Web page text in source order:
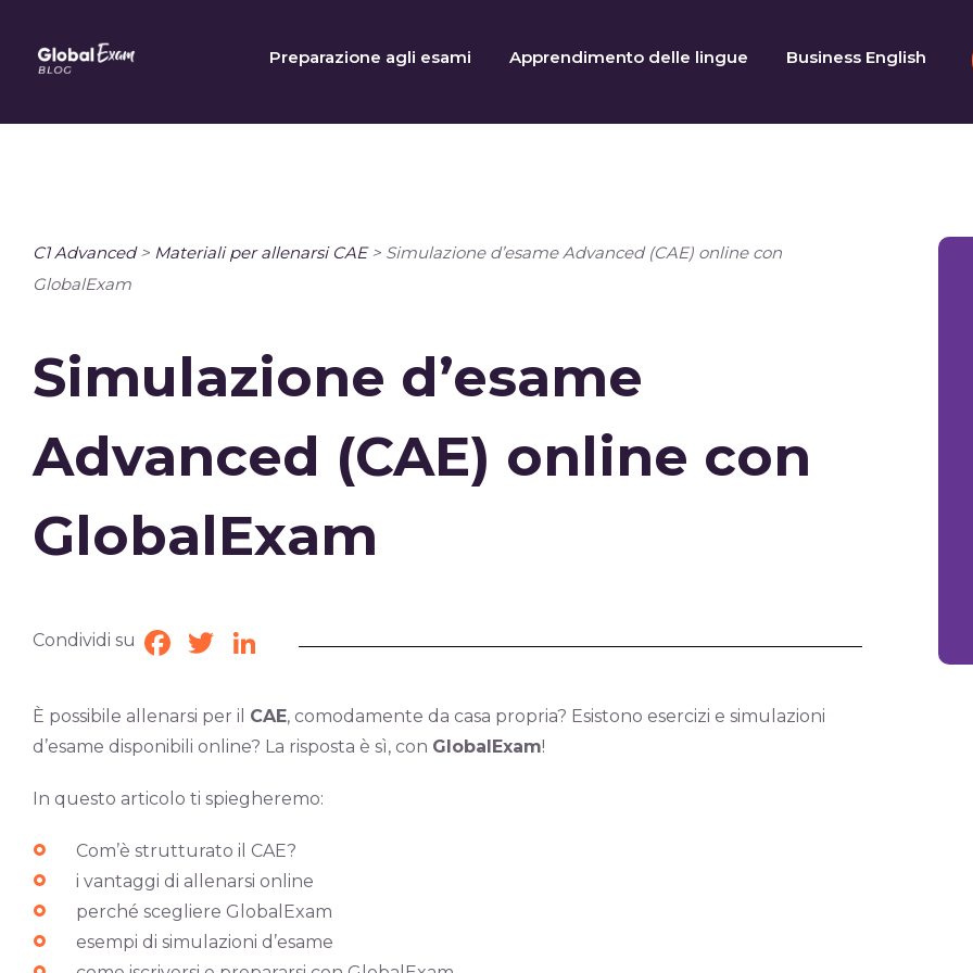
content
Preparazione agli esami Apprendimento delle lingue Business English
C1 Advanced> Materiali per allenarsi CAE> Simulazione d’esame Advanced (CAE) online con
GlobalExam
Simulazione d’esame
Advanced (CAE) online con
GlobalExam
Condividi su Facebook
TwitterLinkedIn
È possibile allenarsi per il CAE, comodamente da casa propria? Esistono esercizi e simulazioni
d’esame disponibili online? La risposta è sì, con GlobalExam!
In questo articolo ti spiegheremo:
Com’è strutturato il CAE?
i vantaggi di allenarsi online
perché scegliere GlobalExam
esempi di simulazioni d’esame